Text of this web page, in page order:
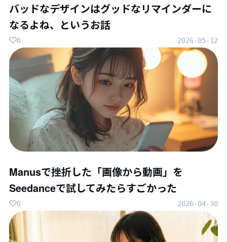
バッドなデザインはグッドなリマインダーに
なるよね、というお話
2026-05-12
0
Manusで挫折した「画像から動画」を
Seedanceで試してみたらすごかった
2026-04-30
0